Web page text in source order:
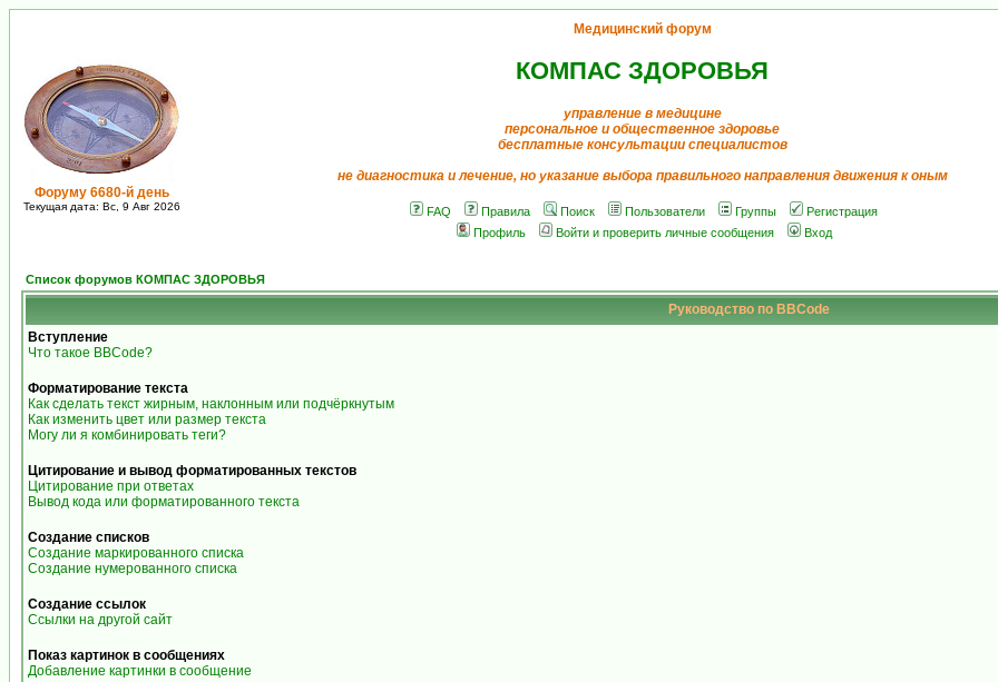
Форуму 6680-й день
Текущая дата: Вс, 9 Авг 2026
Медицинский форум
КОМПАС ЗДОРОВЬЯ
управление в медицине
персональное и общественное здоровье
бесплатные консультации специалистов
не диагностика и лечение, но указание выбора правильного направления движения к оным
FAQ Правила Поиск Пользователи Группы
Регистрация
Профиль
Войти и проверить личные сообщения Вход
Список форумов КОМПАС ЗДОРОВЬЯ
Руководство по BBCode
Вступление
Что такое BBCode?
Форматирование текста
Как сделать текст жирным, наклонным или подчёркнутым
Как изменить цвет или размер текста
Могу ли я комбинировать теги?
Цитирование и вывод форматированных текстов
Цитирование при ответах
Вывод кода или форматированного текста
Создание списков
Создание маркированного списка
Создание нумерованного списка
Создание ссылок
Ссылки на другой сайт
Показ картинок в сообщениях
Добавление картинки в сообщение